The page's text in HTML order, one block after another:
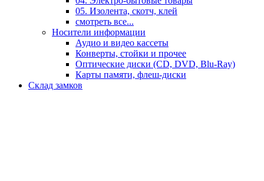
05. Изолента, скотч, клей
смотреть все...
Носители информации
Аудио и видео кассеты
Конверты, стойки и прочее
Оптические диски (CD, DVD, Blu-Ray)
Карты памяти, флеш-диски
Склад замков